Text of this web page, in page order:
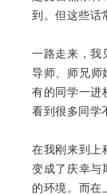
到。但这些话
一路走来，
导师、师兄师
有的同学一进
看到很多同学
在我刚来到上
变成了庆幸与
的环境。而在